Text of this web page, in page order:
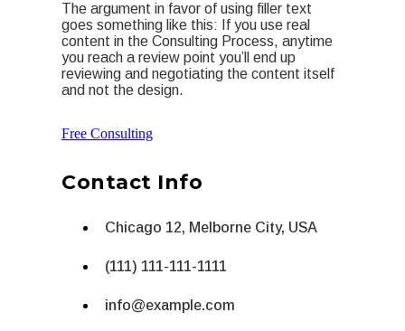
The argument in favor of using filler text
goes something like this: If you use real
content in the Consulting Process, anytime
you reach a review point you’ll end up
reviewing and negotiating the content itself
and not the design.
Free Consulting
Contact Info
Chicago 12, Melborne City, USA
(111) 111-111-1111
info@example.com